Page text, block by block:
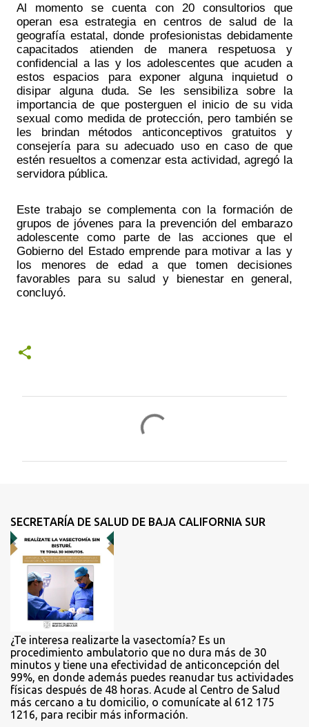
Al momento se cuenta con 20 consultorios que
operan esa estrategia en centros de salud de la
geografía estatal, donde profesionistas debidamente
capacitados atienden de manera respetuosa y
confidencial a las y los adolescentes que acuden a
estos espacios para exponer alguna inquietud o
disipar alguna duda. Se les sensibiliza sobre la
importancia de que posterguen el inicio de su vida
sexual como medida de protección, pero también se
les brindan métodos anticonceptivos gratuitos y
consejería para su adecuado uso en caso de que
estén resueltos a comenzar esta actividad, agregó la
servidora pública.
Este trabajo se complementa con la formación de
grupos de jóvenes para la prevención del embarazo
adolescente como parte de las acciones que el
Gobierno del Estado emprende para motivar a las y
los menores de edad a que tomen decisiones
favorables para su salud y bienestar en general,
concluyó.
t
a
r
o
SECRETARÍA DE SALUD DE BAJA CALIFORNIA SUR
¿Te interesa realizarte la vasectomía? Es un
procedimiento ambulatorio que no dura más de 30
minutos y tiene una efectividad de anticoncepción del
99%, en donde además puedes reanudar tus actividades
físicas después de 48 horas. Acude al Centro de Salud
más cercano a tu domicilio, o comunícate al 612 175
1216, para recibir más información.